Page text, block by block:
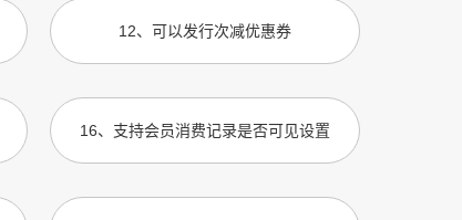
12、 可以发行次减优惠券
16、 支持会员消费记录是否可见设置